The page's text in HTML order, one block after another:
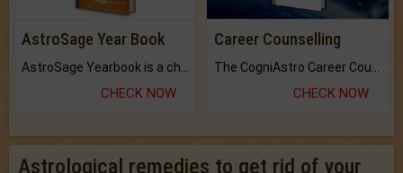
AstroSage Year Book
CHECK NOW
Career Counselling
CHECK NOW
Astrological remedies to get rid of your